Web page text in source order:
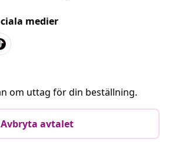
medier
om uttag för din beställning.
Avbryta avtalet